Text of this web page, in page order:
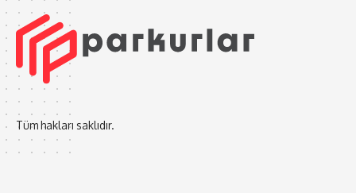
Tüm hakları saklıdır.